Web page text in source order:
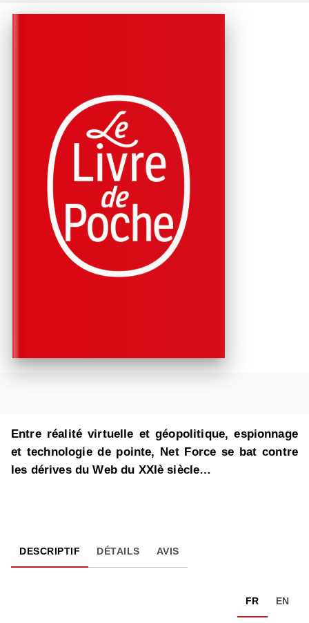
Entre réalité virtuelle et géopolitique, espionnage
et technologie de pointe, Net Force se bat contre
les dérives du Web du XXIè siècle…
DESCRIPTIF DÉTAILS AVIS
FR EN